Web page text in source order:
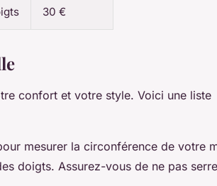
30 €
confort et votre style. Voici une liste
mesurer la circonférence de votre
doigts. Assurez-vous de ne pas